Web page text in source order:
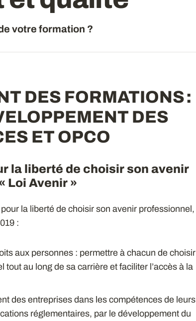
votre formation ?
DES FORMATIONS :
DES
ET OPCO
la liberté de choisir son avenir
Loi Avenir »
la liberté de choisir son avenir professionnel,
:
aux personnes : permettre à chacun de choisir
tout au long de sa carrière et faciliter l’accès à la
des entreprises dans les compétences de leurs
réglementaires, par le développement du